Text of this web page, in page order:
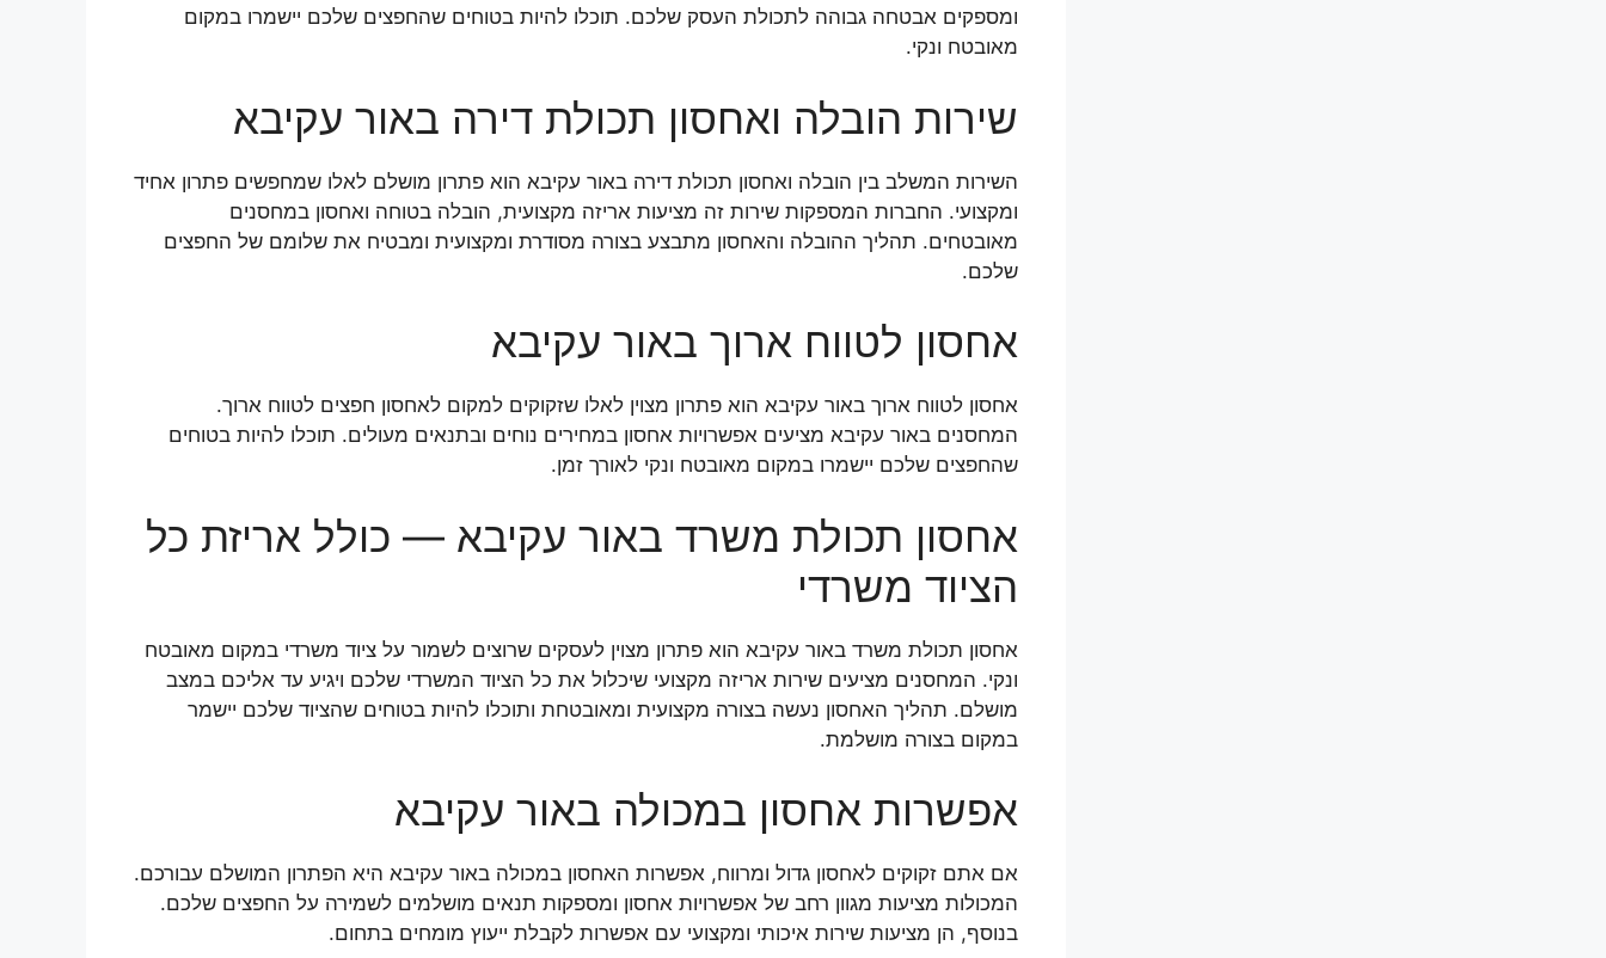
ומספקים אבטחה גבוהה לתכולת העסק שלכם. תוכלו להיות בטוחים שהחפצים שלכם יישמרו במקום
מאובטח ונקי.
שירות הובלה ואחסון תכולת דירה באור עקיבא
השירות המשלב בין הובלה ואחסון תכולת דירה באור עקיבא הוא פתרון מושלם לאלו שמחפשים פתרון אחיד
ומקצועי. החברות המספקות שירות זה מציעות אריזה מקצועית, הובלה בטוחה ואחסון במחסנים
מאובטחים. תהליך ההובלה והאחסון מתבצע בצורה מסודרת ומקצועית ומבטיח את שלומם של החפצים
שלכם.
אחסון לטווח ארוך באור עקיבא
אחסון לטווח ארוך באור עקיבא הוא פתרון מצוין לאלו שזקוקים למקום לאחסון חפצים לטווח ארוך.
המחסנים באור עקיבא מציעים אפשרויות אחסון במחירים נוחים ובתנאים מעולים. תוכלו להיות בטוחים
שהחפצים שלכם יישמרו במקום מאובטח ונקי לאורך זמן.
אחסון תכולת משרד באור עקיבא — כולל אריזת כל
הציוד משרדי
אחסון תכולת משרד באור עקיבא הוא פתרון מצוין לעסקים שרוצים לשמור על ציוד משרדי במקום מאובטח
ונקי. המחסנים מציעים שירות אריזה מקצועי שיכלול את כל הציוד המשרדי שלכם ויגיע עד אליכם במצב
מושלם. תהליך האחסון נעשה בצורה מקצועית ומאובטחת ותוכלו להיות בטוחים שהציוד שלכם יישמר
במקום בצורה מושלמת.
אפשרות אחסון במכולה באור עקיבא
אם אתם זקוקים לאחסון גדול ומרווח, אפשרות האחסון במכולה באור עקיבא היא הפתרון המושלם עבורכם.
המכולות מציעות מגוון רחב של אפשרויות אחסון ומספקות תנאים מושלמים לשמירה על החפצים שלכם.
בנוסף, הן מציעות שירות איכותי ומקצועי עם אפשרות לקבלת ייעוץ מומחים בתחום.